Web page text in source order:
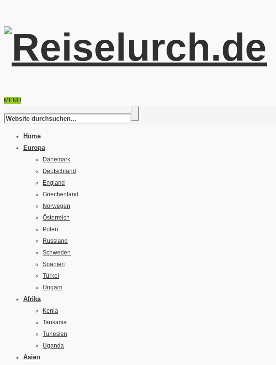
MENU
Home
Europa
Dänemark
Deutschland
England
Griechenland
Norwegen
Österreich
Polen
Russland
Schweden
Spanien
Türkei
Ungarn
Afrika
Kenia
Tansania
Tunesien
Uganda
Asien